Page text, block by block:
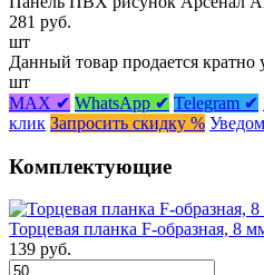
281 руб.
шт
Данный товар продается кратно
шт
MAX ✔ WhatsApp ✔ Telegram ✔
клик Запросить скидку %
Комплектующие
Торцевая планка F-образная, 8
139 руб.